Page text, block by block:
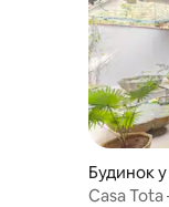
Будинок у
Casa Tota